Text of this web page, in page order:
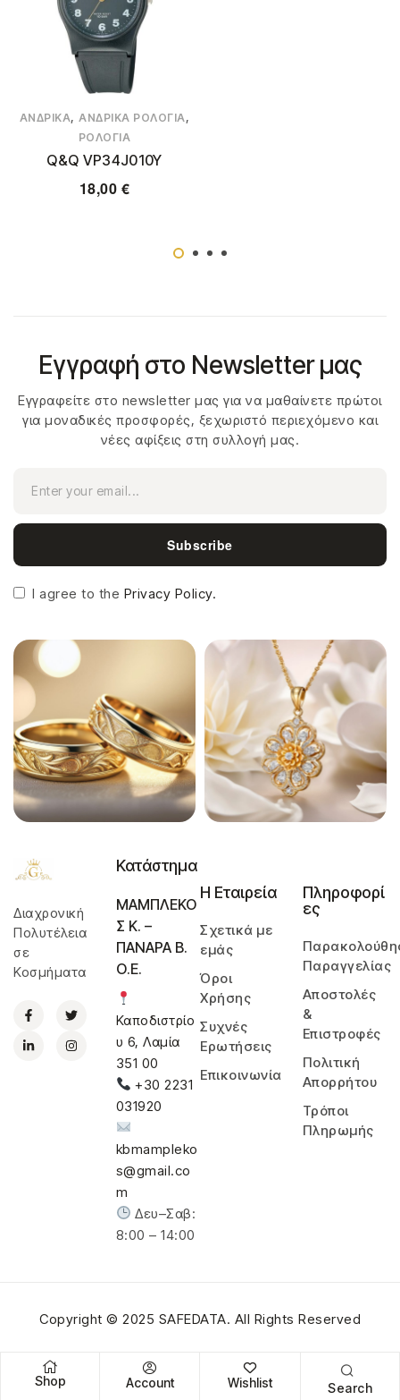
ΑΝΔΡΙΚΆ,ΑΝΔΡΙΚΆ ΡΟΛΌΓΙΑ,
ΡΟΛΌΓΙΑ
Q&Q VP34J010Y
18,00 €
Shop Account Wishlist Search
Εγγραφή στο Newsletter μας
Εγγραφείτε στο newsletter μας για να μαθαίνετε πρώτοι
για μοναδικές προσφορές, ξεχωριστό περιεχόμενο και
νέες αφίξεις στη συλλογή μας.
Subscribe
I agree to the Privacy Policy.
Διαχρονική
Πολυτέλεια
σε
Κοσμήματα
Η Εταιρεία
Σχετικά με
εμάς
Όροι
Χρήσης
Συχνές
Ερωτήσεις
Επικοινωνία
Πληροφορί
ες
Παραγγελίας
Αποστολές
&
Επιστροφές
Πολιτική
Απορρήτου
Τρόποι
Πληρωμής
Κατάστημα
ΜΑΜΠΛΕΚΟ
Σ Κ. –
ΠΑΝΑΡΑ Β.
Ο.Ε.
Καποδιστρίο
υ 6, Λαμία
351 00
+30 2231
031920
kbmampleko
s@gmail.co
m
Δευ–Σαβ:
8:00 – 14:00
Copyright © 2025 SAFEDATA. All Rights Reserved